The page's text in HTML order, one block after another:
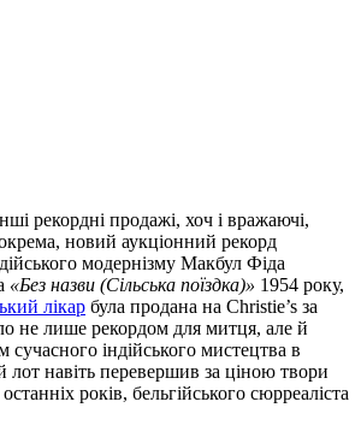
рекордні продажі, хоч і вражаючі,
новий аукціонний рекорд
модернізму Макбул Фіда
«Без назви (Сільська поїздка)» 1954 року,
лікар була продана на Christie’s за
не лише рекордом для митця, але й
індійського мистецтва в
лот навіть перевершив за ціною твори
років, бельгійського сюрреаліста